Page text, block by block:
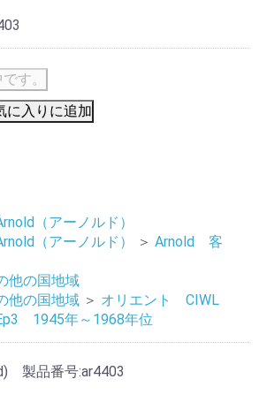
す。
に入りに追加
（アーノルド）
（アーノルド） ＞ Arnold 客
他の国地域
他の国地域 ＞ オリエント CIWL
1945年～1968年位
製品番号:ar4403